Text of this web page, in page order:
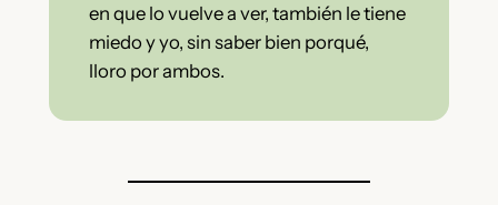
en que lo vuelve a ver, también le tiene
miedo y yo, sin saber bien porqué,
lloro por ambos.